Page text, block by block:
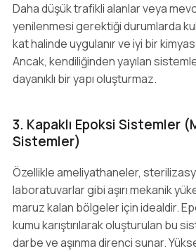
Daha düşük trafikli alanlar veya
yenilenmesi gerektiği durumlarda
kat halinde uygulanır ve iyi bir
Ancak, kendiliğinden yayılan
dayanıklı bir yapı oluşturmaz.
3. Kapaklı Epoksi Sistemler
Sistemler)
Özellikle ameliyathaneler,
laboratuvarlar gibi aşırı mekanik
maruz kalan bölgeler için idealdir.
kumu karıştırılarak oluşturulan bu
darbe ve aşınma direnci sunar.